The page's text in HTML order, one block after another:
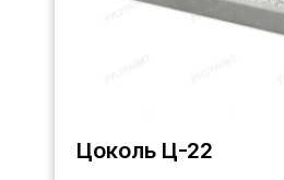
Цоколь Ц-22